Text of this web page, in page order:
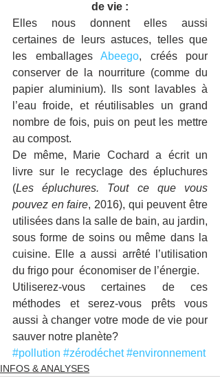
de vie :
Elles nous donnent elles aussi
certaines de leurs astuces, telles que
les emballages Abeego, créés pour
conserver de la nourriture (comme du
papier aluminium). Ils sont lavables à
l’eau froide, et réutilisables un grand
nombre de fois, puis on peut les mettre
au compost.
De même, Marie Cochard a écrit un
livre sur le recyclage des épluchures
(Les épluchures. Tout ce que vous
pouvez en faire, 2016), qui peuvent être
utilisées dans la salle de bain, au jardin,
sous forme de soins ou même dans la
cuisine. Elle a aussi arrêté l’utilisation
du frigo pour  économiser de l’énergie.
Utiliserez-vous certaines de ces
méthodes et serez-vous prêts vous
aussi à changer votre mode de vie pour
sauver notre planète?
#pollution #zérodéchet #environnement
INFOS & ANALYSES